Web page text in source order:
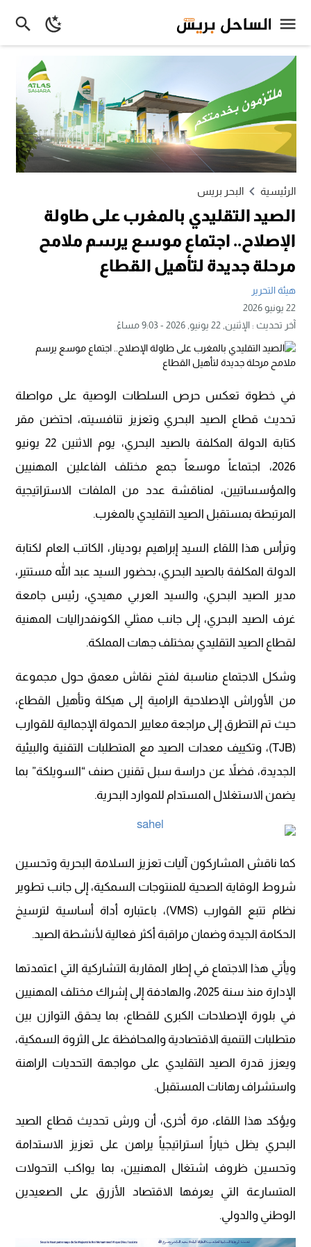
الرئيسية البحر بريس
الصيد التقليدي بالمغرب على طاولة
الإصلاح.. اجتماع موسع يرسم ملامح
مرحلة جديدة لتأهيل القطاع
هيئة التحرير
22 يونيو 2026
آخر تحديث :الإثنين, 22 يونيو, 2026 - 9:03 مساءً
في خطوة تعكس حرص السلطات الوصية على مواصلة
تحديث قطاع الصيد البحري وتعزيز تنافسيته، احتضن مقر
كتابة الدولة المكلفة بالصيد البحري، يوم الاثنين 22 يونيو
2026، اجتماعاً موسعاً جمع مختلف الفاعلين المهنيين
والمؤسساتيين، لمناقشة عدد من الملفات الاستراتيجية
المرتبطة بمستقبل الصيد التقليدي بالمغرب.
وترأس هذا اللقاء السيد إبراهيم بودينار، الكاتب العام لكتابة
الدولة المكلفة بالصيد البحري، بحضور السيد عبد الله مستتير،
مدير الصيد البحري، والسيد العربي مهيدي، رئيس جامعة
غرف الصيد البحري، إلى جانب ممثلي الكونفدراليات المهنية
لقطاع الصيد التقليدي بمختلف جهات المملكة.
وشكل الاجتماع مناسبة لفتح نقاش معمق حول مجموعة
من الأوراش الإصلاحية الرامية إلى هيكلة وتأهيل القطاع،
حيث تم التطرق إلى مراجعة معايير الحمولة الإجمالية للقوارب
(TJB)، وتكييف معدات الصيد مع المتطلبات التقنية والبيئية
الجديدة، فضلاً عن دراسة سبل تقنين صنف “السويلكة” بما
يضمن الاستغلال المستدام للموارد البحرية.
كما ناقش المشاركون آليات تعزيز السلامة البحرية وتحسين
شروط الوقاية الصحية للمنتوجات السمكية، إلى جانب تطوير
نظام تتبع القوارب (VMS)، باعتباره أداة أساسية لترسيخ
الحكامة الجيدة وضمان مراقبة أكثر فعالية لأنشطة الصيد.
ويأتي هذا الاجتماع في إطار المقاربة التشاركية التي اعتمدتها
الإدارة منذ سنة 2025، والهادفة إلى إشراك مختلف المهنيين
في بلورة الإصلاحات الكبرى للقطاع، بما يحقق التوازن بين
متطلبات التنمية الاقتصادية والمحافظة على الثروة السمكية،
ويعزز قدرة الصيد التقليدي على مواجهة التحديات الراهنة
واستشراف رهانات المستقبل.
ويؤكد هذا اللقاء، مرة أخرى، أن ورش تحديث قطاع الصيد
البحري يظل خياراً استراتيجياً يراهن على تعزيز الاستدامة
وتحسين ظروف اشتغال المهنيين، بما يواكب التحولات
المتسارعة التي يعرفها الاقتصاد الأزرق على الصعيدين
الوطني والدولي.